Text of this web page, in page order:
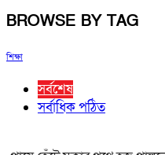
BROWSE BY TAG
শিক্ষা
সর্বশেষ
সর্বাধিক পঠিত